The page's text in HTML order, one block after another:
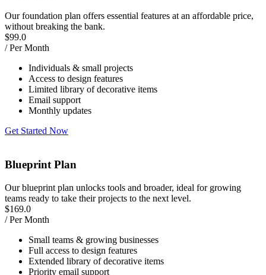
Our foundation plan offers essential features at an affordable price,
without breaking the bank.
$99.0
/ Per Month
Individuals & small projects
Access to design features
Limited library of decorative items
Email support
Monthly updates
Get Started Now
Blueprint Plan
Our blueprint plan unlocks tools and broader, ideal for growing
teams ready to take their projects to the next level.
$169.0
/ Per Month
Small teams & growing businesses
Full access to design features
Extended library of decorative items
Priority email support